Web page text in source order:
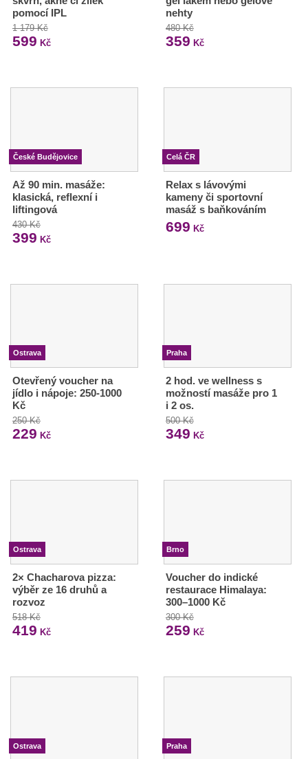
pomocí IPL
1 179 Kč
599 Kč
nehty
480 Kč
359 Kč
České Budějovice
Až 90 min. masáže:
klasická, reflexní i
liftingová
430 Kč
399 Kč
Celá ČR
Relax s lávovými
kameny či sportovní
masáž s baňkováním
699 Kč
Ostrava
Otevřený voucher na
jídlo i nápoje: 250-1000
Kč
250 Kč
229 Kč
Praha
2 hod. ve wellness s
možností masáže pro 1
i 2 os.
500 Kč
349 Kč
Ostrava
2× Chacharova pizza:
výběr ze 16 druhů a
rozvoz
518 Kč
419 Kč
Brno
Voucher do indické
restaurace Himalaya:
300–1000 Kč
300 Kč
259 Kč
Ostrava Praha